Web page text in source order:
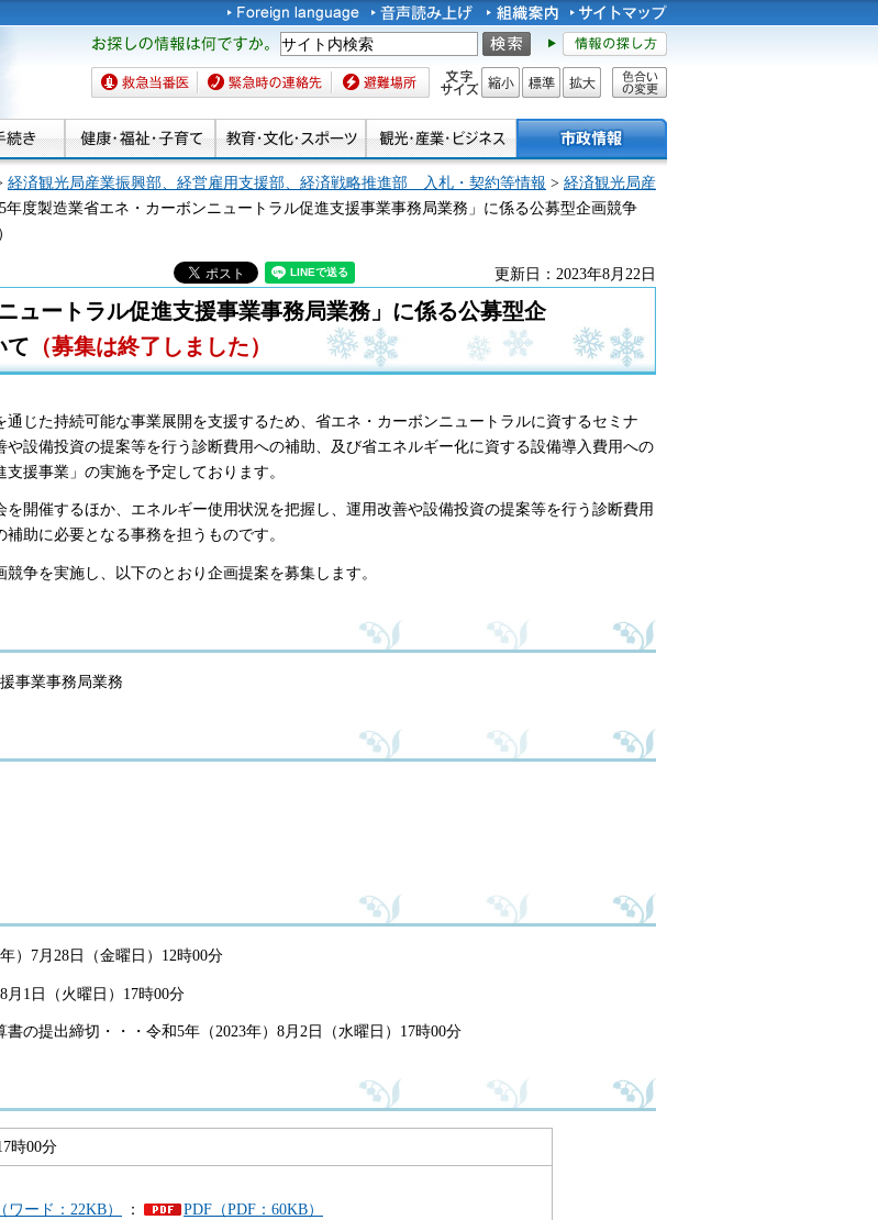
お探しの情報は何です
か。
救急当番医 緊急時の連絡先 避難場所 文字サイズ
縮小 標準 拡大
色合い
経済観光局産業振興部、経営雇用支援部、経済戦略推進部 入札・契約等情報 > 経済観光局産
年度製造業省エネ・カーボンニュートラル促進支援事業事務局業務」に係る公募型企画競争
更新日：2023年8月22日
ュートラル促進支援事業事務局業務」に係る公募型企
て （募集は終了しました）
じた持続可能な事業展開を支援するため、省エネ・カーボンニュートラルに資するセミナ
設備投資の提案等を行う診断費用への補助、及び省エネルギー化に資する設備導入費用への
援事業」の実施を予定しております。
開催するほか、エネルギー使用状況を把握し、運用改善や設備投資の提案等を行う診断費用
助に必要となる事務を担うものです。
争を実施し、以下のとおり企画提案を募集します。
事業事務局業務
）7月28日（金曜日）12時00分
月1日（火曜日）17時00分
の提出締切・・・令和5年（2023年）8月2日（水曜日）17時00分
時00分
ワード：22KB） ： PDF（PDF：60KB）